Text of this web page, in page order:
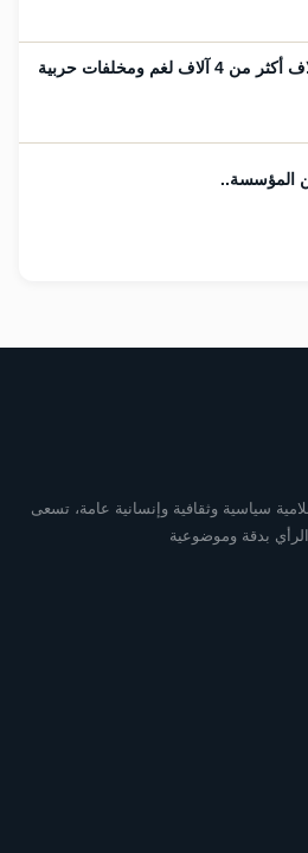
"مسام" يعلن إتلاف أكثر من 4 آلاف لغم ومخلفات حربية
من المؤسسة..
سياسية وثقافية وإنسانية عامة، تسعى
بدقة وموضوعية